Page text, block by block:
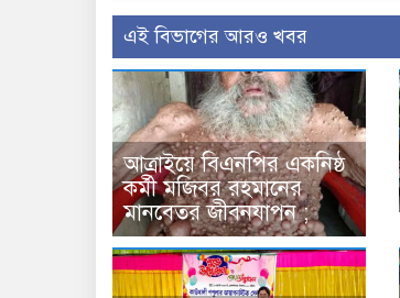
এই বিভাগের আরও খবর
আত্রাইয়ে বিএনপির একনিষ্ঠ
কর্মী মজিবর রহমানের
মানবেতর জীবনযাপন ;